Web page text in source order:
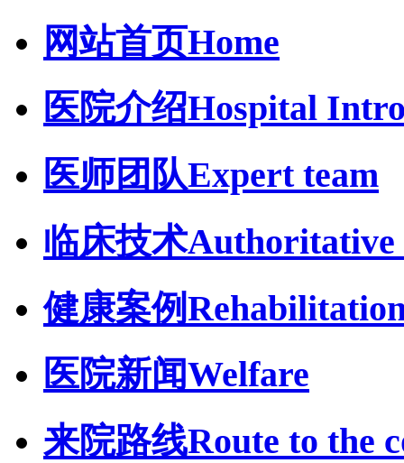
网站首页Home
医院介绍Hospital
医师团队Expert team
临床技术Authoritative
健康案例
医院新闻Welfare
来院路线Route to the